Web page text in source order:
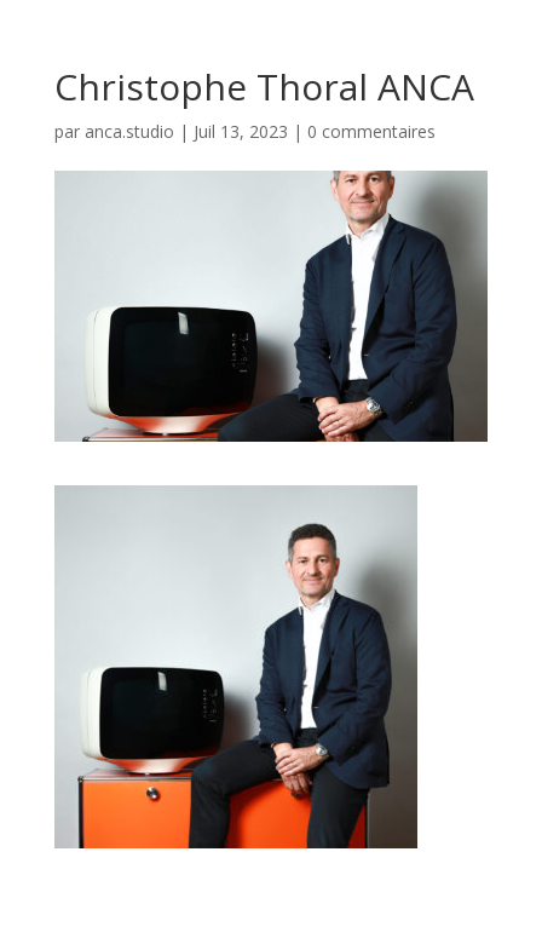
Christophe Thoral ANCA
par anca.studio | Juil 13, 2023 | 0 commentaires